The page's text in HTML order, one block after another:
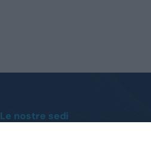
Le nostre sedi